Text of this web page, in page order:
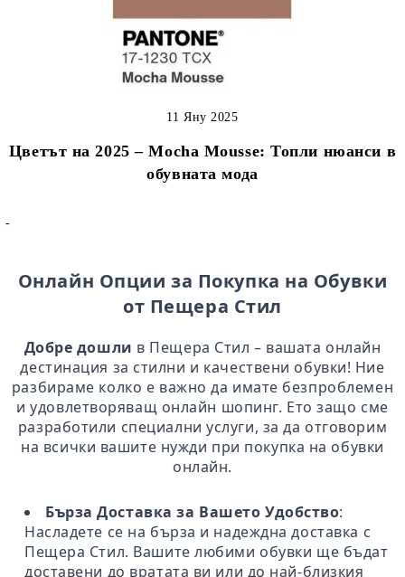
Цветът на 2025 – Mocha Mousse: Топли нюанси в
обувната мода
11 Яну 2025
-
Онлайн Опции за Покупка на Обувки
от Пещера Стил
Добре дошли в Пещера Стил – вашата онлайн
дестинация за стилни и качествени обувки! Ние
разбираме колко е важно да имате безпроблемен
и удовлетворяващ онлайн шопинг. Ето защо сме
разработили специални услуги, за да отговорим
на всички вашите нужди при покупка на обувки
онлайн.
Бърза Доставка за Вашето Удобство:
Насладете се на бърза и надеждна доставка с
Пещера Стил. Вашите любими обувки ще бъдат
доставени до вратата ви или до най-близкия